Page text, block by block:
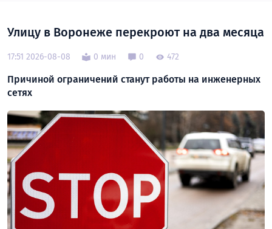
Улицу в Воронеже перекроют на два месяца
17:51 2026-08-08 0 мин 0 472
Причиной ограничений станут работы на инженерных
сетях